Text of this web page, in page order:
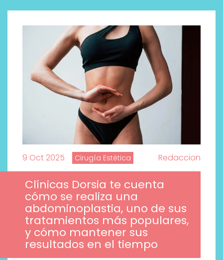
9 Oct 2025 Cirugía Estética Redaccion
Clínicas Dorsia te cuenta
cómo se realiza una
abdominoplastia, uno de sus
tratamientos más populares,
y cómo mantener sus
resultados en el tiempo